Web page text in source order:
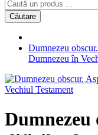
Căutare
Dumnezeu
Dumnezeu în
Dumnezeu